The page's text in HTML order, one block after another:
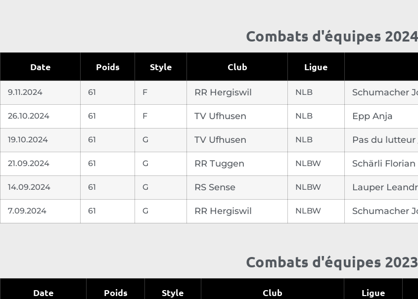
Combats d'équipes 2024
Date Poids Style Club Ligue
9.11.2024 61 F RR Hergiswil NLB Schumacher
26.10.2024 61 F TV Ufhusen NLB Epp Anja
19.10.2024 61 G TV Ufhusen NLB Pas du
21.09.2024 61 G RR Tuggen NLBW Schärli Florian
14.09.2024 61 G RS Sense NLBW Lauper
7.09.2024 61 G RR Hergiswil NLBW Schumacher
Combats d'équipes 2023
Date Poids Style Club Ligue